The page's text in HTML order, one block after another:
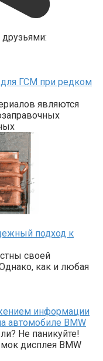
друзьями:
для ГСМ при редком
являются
подход к
своей
как и любая
информации
автомобиле BMW
Не паникуйте!
дисплея BMW